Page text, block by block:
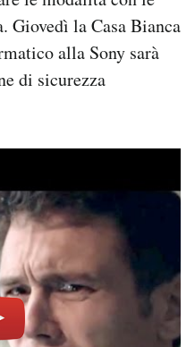
Giovedì la Casa Bianca
alla Sony sarà
di sicurezza